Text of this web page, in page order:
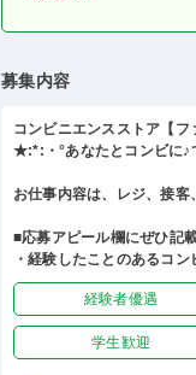
募集内容
コンビニエンスストア【フ
★:*:・°あなたとコンビに♪
お仕事内容は、レジ、接
■応募アピール欄にぜひ記
・経験したことのあるコ
経験者優遇
学生歓迎